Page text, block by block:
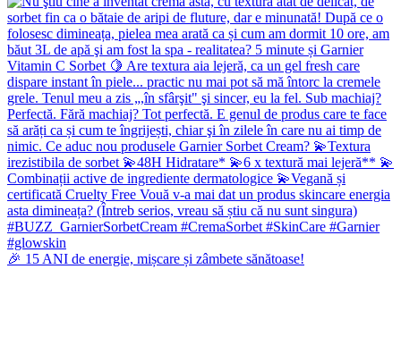
🎉 15 ANI de energie, mișcare și zâmbete sănătoase!